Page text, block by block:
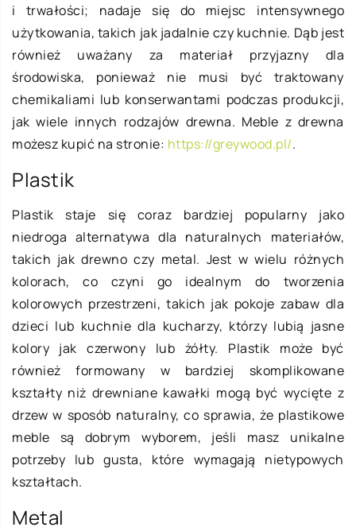
i trwałości; nadaje się do miejsc intensywnego
użytkowania, takich jak jadalnie czy kuchnie. Dąb jest
również uważany za materiał przyjazny dla
środowiska, ponieważ nie musi być traktowany
chemikaliami lub konserwantami podczas produkcji,
jak wiele innych rodzajów drewna. Meble z drewna
możesz kupić na stronie: https://greywood.pl/.
Plastik
Plastik staje się coraz bardziej popularny jako
niedroga alternatywa dla naturalnych materiałów,
takich jak drewno czy metal. Jest w wielu różnych
kolorach, co czyni go idealnym do tworzenia
kolorowych przestrzeni, takich jak pokoje zabaw dla
dzieci lub kuchnie dla kucharzy, którzy lubią jasne
kolory jak czerwony lub żółty. Plastik może być
również formowany w bardziej skomplikowane
kształty niż drewniane kawałki mogą być wycięte z
drzew w sposób naturalny, co sprawia, że plastikowe
meble są dobrym wyborem, jeśli masz unikalne
potrzeby lub gusta, które wymagają nietypowych
kształtach.
Metal